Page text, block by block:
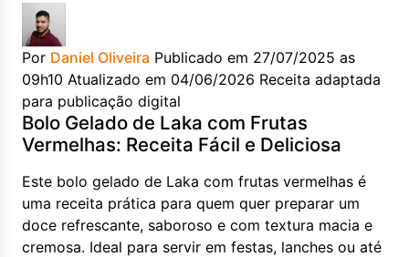
Por Daniel Oliveira Publicado em 27/07/2025 as
09h10 Atualizado em 04/06/2026 Receita adaptada
para publicação digital
Bolo Gelado de Laka com Frutas
Vermelhas: Receita Fácil e Deliciosa
Este bolo gelado de Laka com frutas vermelhas é
uma receita prática para quem quer preparar um
doce refrescante, saboroso e com textura macia e
cremosa. Ideal para servir em festas, lanches ou até